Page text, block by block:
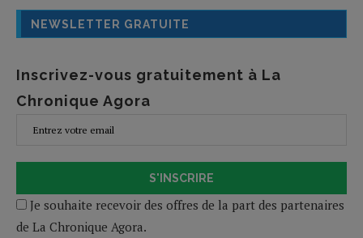
NEWSLETTER GRATUITE
Inscrivez-vous gratuitement à La
Chronique Agora
S'INSCRIRE
Je souhaite recevoir des offres de la part des partenaires
de La Chronique Agora.